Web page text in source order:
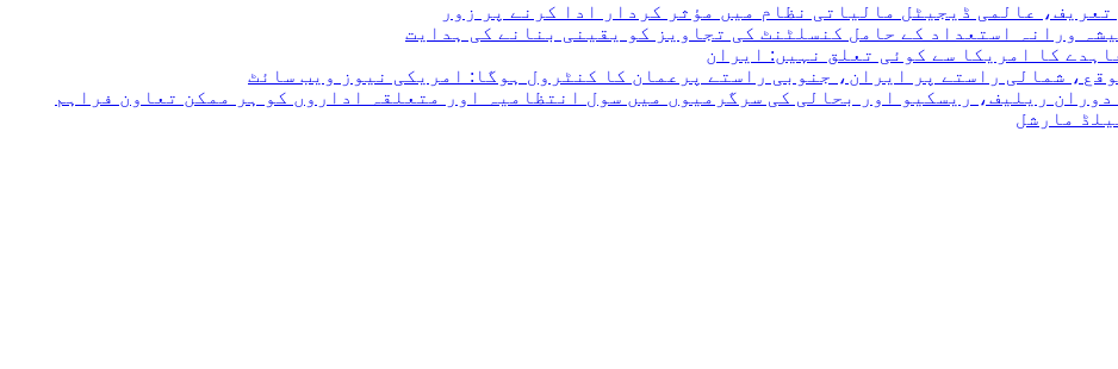
عالمی ڈیجیٹل مالیاتی نظام میں مؤثر کردار ادا کرنے پر زور
ورانہ استعداد کے حامل کنسلٹنٹ کی تجاویز کو یقینی بنانے کی ہدایت
کا امریکا سے کوئی تعلق نہیں: ایران
شمالی راستے پر ایران، جنوبی راستے پرعمان کا کنٹرول ہوگا: امریکی نیوز ویب سائٹ
دوران ریلیف، ریسکیو اور بحالی کی سرگرمیوں میں سول انتظامیہ اور متعلقہ اداروں کو ہر ممکن تعاون فراہم
مارشل